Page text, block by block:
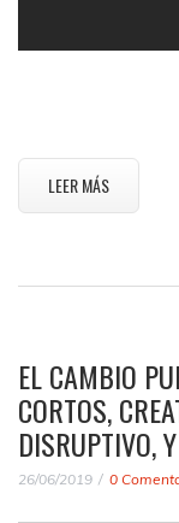
LEER MÁS
EL CAMBIO
CORTOS,
DISRUPTIVO,
26/06/2019 0